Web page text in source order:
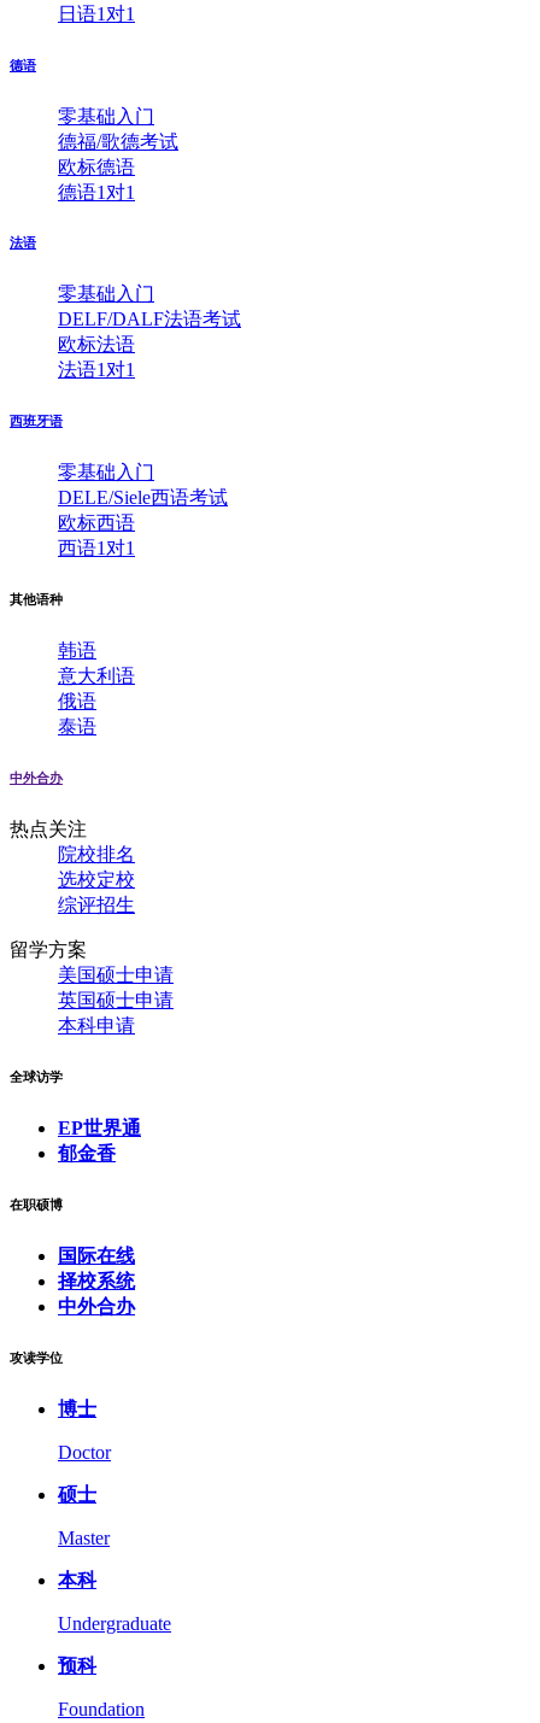
日语1对1
德语
零基础入门
德福/歌德考试
欧标德语
德语1对1
法语
零基础入门
DELF/DALF法语考试
欧标法语
法语1对1
西班牙语
零基础入门
DELE/Siele西语考试
欧标西语
西语1对1
其他语种
韩语
意大利语
俄语
泰语
中外合办
热点关注
院校排名
选校定校
综评招生
留学方案
美国硕士申请
英国硕士申请
本科申请
全球访学
EP世界通
郁金香
在职硕博
国际在线
择校系统
中外合办
攻读学位
博士
Doctor
硕士
Master
本科
Undergraduate
预科
Foundation